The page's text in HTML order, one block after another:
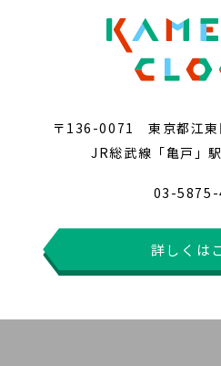
〒136-0071 東京都江東
JR総武線「亀戸」
03-5875-
詳しくは